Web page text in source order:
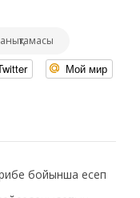
Мой мир
бойынша есеп